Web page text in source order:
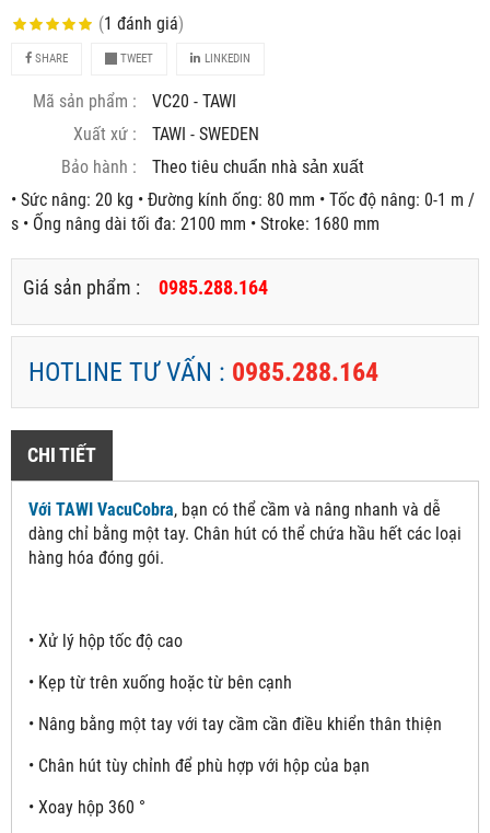
(1 đánh giá)
SHARE TWEET LINKEDIN
Mã sản phẩm :
VC20 - TAWI
Xuất xứ :
TAWI - SWEDEN
Bảo hành :
Theo tiêu chuẩn nhà sản xuất
• Sức nâng: 20 kg • Đường kính ống: 80 mm • Tốc độ nâng: 0-1 m /
s • Ống nâng dài tối đa: 2100 mm • Stroke: 1680 mm
Giá sản phẩm : 0985.288.164
HOTLINE TƯ VẤN : 0985.288.164
CHI TIẾT
Với TAWI VacuCobra, bạn có thể cầm và nâng nhanh và dễ
dàng chỉ bằng một tay. Chân hút có thể chứa hầu hết các loại
hàng hóa đóng gói.
• Xử lý hộp tốc độ cao
• Kẹp từ trên xuống hoặc từ bên cạnh
• Nâng bằng một tay với tay cầm cần điều khiển thân thiện
• Chân hút tùy chỉnh để phù hợp với hộp của bạn
• Xoay hộp 360 °